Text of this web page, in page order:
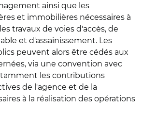
ainsi que les
et immobilières nécessaires à
travaux de voies d'accès, de
et d'assainissement. Les
peuvent alors être cédés aux
via une convention avec
les contributions
de l'agence et de la
à la réalisation des opérations